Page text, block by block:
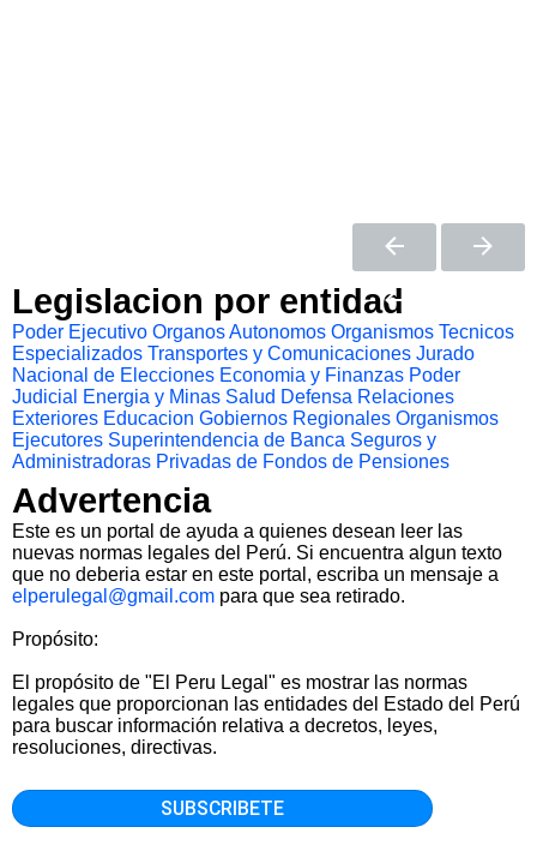
Legislacion por entidad
Poder Ejecutivo Organos Autonomos Organismos Tecnicos
Especializados Transportes y Comunicaciones Jurado
Nacional de Elecciones Economia y Finanzas Poder
Judicial
Energia y Minas Salud Defensa Relaciones
Exteriores Educacion Gobiernos Regionales Organismos
Ejecutores Superintendencia de Banca Seguros y
Administradoras Privadas de Fondos de Pensiones
Advertencia
Este es un portal de ayuda a quienes desean leer las
nuevas normas legales del Perú. Si encuentra algun texto
que no deberia estar en este portal, escriba un mensaje a
elperulegal@gmail.com para que sea retirado.
Propósito:
El propósito de "El Peru Legal" es mostrar las normas
legales que proporcionan las entidades del Estado del Perú
para buscar información relativa a decretos, leyes,
resoluciones, directivas.